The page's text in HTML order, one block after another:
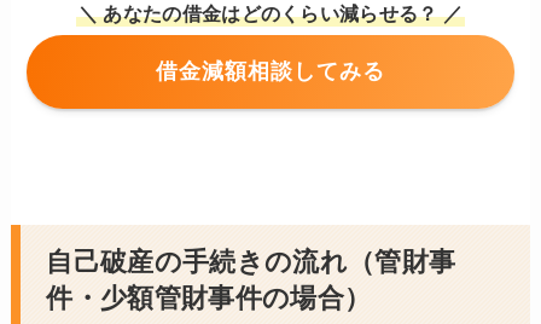
＼ あなたの借金はどのくらい減らせる？ ／
借金減額相談してみる
自己破産の手続きの流れ（管財事
件・少額管財事件の場合）